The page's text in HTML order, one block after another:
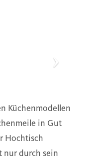
Küchenmodellen
in Gut
Hochtisch
nur durch sein